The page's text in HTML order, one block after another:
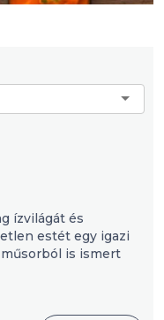
ízvilágát és
estét egy igazi
műsorból is ismert